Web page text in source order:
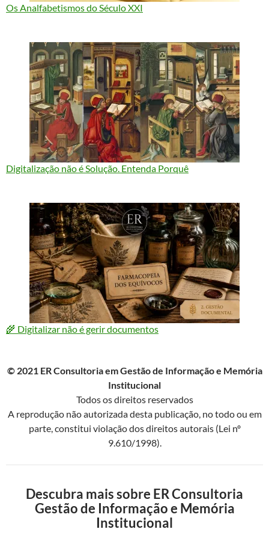
Os Analfabetismos do Século XXI
Digitalização não é Solução. Entenda Porquê
🌾 Digitalizar não é gerir documentos
© 2021 ER Consultoria em Gestão de Informação e Memória
Institucional
Todos os direitos reservados
A reprodução não autorizada desta publicação, no todo ou em
parte, constitui violação dos direitos autorais (Lei nº
9.610/1998).
Descubra mais sobre ER Consultoria
Gestão de Informação e Memória
Institucional